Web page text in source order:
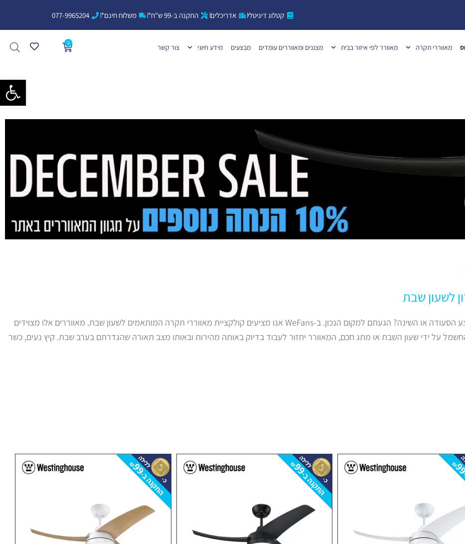
פתח
קטלוג דיגיטלי אדריכלים התקנה ב-99 ש"ח* משלוח חינם* 077-9965204
מאווררי תקרה מאוורר לפי איזור בבית מצננים ומאווררים עומדים מבצעים מידע חיוני צור קשר
0
עגלת
קניות
לשעון שבת
שומרי שבת? מחפשים פתרון אוורור שלא יאכזב אתכם באמצע הסעודה או השינה? הגעתם למקום הנכון. ב-WeFans אנו מציעים קולקציית מאווררי תקרה המותאמים לשעון שבת. מאווררים אלו מצוידים
על ידי שעון השבת או מתג חכם, המאוורר יחזור לעבוד בדיוק באותה מהירות ובאותו מצב תאורה שהגדרתם בערב שבת. קיץ נעים, כשר